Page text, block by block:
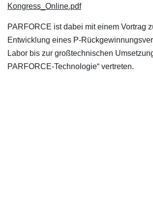
Kongress_Online.pdf
PARFORCE ist dabei mit einem Vortrag
Entwicklung eines P-
Labor bis zur großtechnischen
PARFORCE-Technologie“ vertreten.